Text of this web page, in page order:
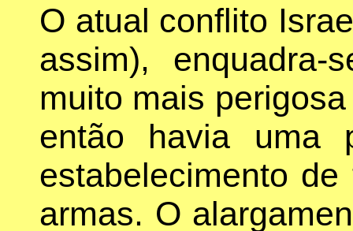
O atual conflito
assim),
muito mais
então havia uma
estabelecimento
armas. O